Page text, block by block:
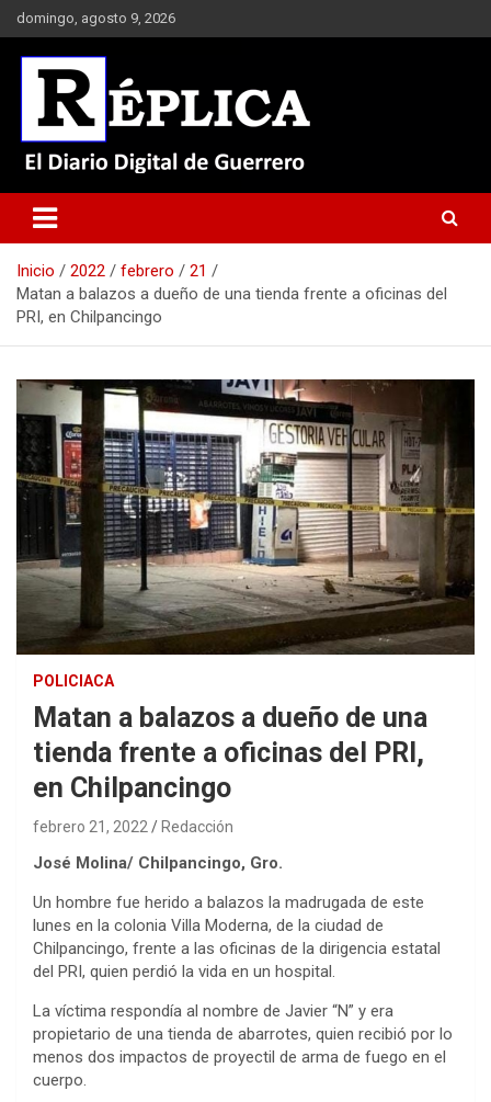
Saltar
al
contenido
domingo, agosto 9, 2026
Réplica
Inicio 2022 febrero
21
Matan a balazos a dueño de una tienda frente a oficinas del
PRI, en Chilpancingo
POLICIACA
Matan a balazos a dueño de una
tienda frente a oficinas del PRI,
en Chilpancingo
febrero 21, 2022 Redacción
José Molina/ Chilpancingo, Gro.
Un hombre fue herido a balazos la madrugada de este
lunes en la colonia Villa Moderna, de la ciudad de
Chilpancingo, frente a las oficinas de la dirigencia estatal
del PRI, quien perdió la vida en un hospital.
La víctima respondía al nombre de Javier “N” y era
propietario de una tienda de abarrotes, quien recibió por lo
menos dos impactos de proyectil de arma de fuego en el
cuerpo.